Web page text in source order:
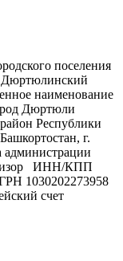
поселения
Дюртюлинский
наименование
Дюртюли
Республики
г.
администрации
ИНН/КПП
1030202273958
счет